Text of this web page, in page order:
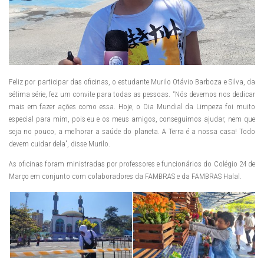
Feliz por participar das oficinas, o estudante Murilo Otávio Barboza e Silva, da
sétima série, fez um convite para todas as pessoas. “Nós devemos nos dedicar
mais em fazer ações como essa. Hoje, o Dia Mundial da Limpeza foi muito
especial para mim, pois eu e os meus amigos, conseguimos ajudar, nem que
seja no pouco, a melhorar a saúde do planeta. A Terra é a nossa casa! Todo
devem cuidar dela”, disse Murilo.
As oficinas foram ministradas por professores e funcionários do Colégio 24 de
Março em conjunto com colaboradores da FAMBRAS e da FAMBRAS Halal.